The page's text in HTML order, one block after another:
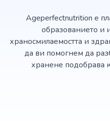
Ageperfectnutrition е
образованието и
храносмилаемостта и
да ви помогнем да
хранене подобрава